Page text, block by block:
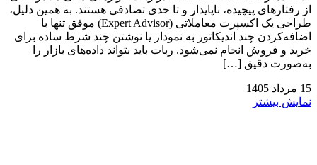
از رفتارهای پیچیده، ناپایدار و تا حدی تصادفی هستند. به همین دلیل،
طراحی یک اکسپرت معاملاتی (Expert Advisor) موفق تنها با
اضافه‌کردن چند اندیکاتور به نمودار یا نوشتن چند شرط ساده برای
خرید و فروش انجام نمی‌شود. ربات باید بتواند داده‌های بازار را
به‌صورت دقیق […]
15 مرداد 1405
نمایش بیشتر